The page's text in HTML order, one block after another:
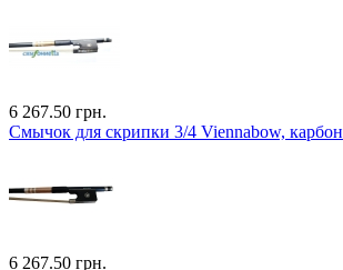
6 267.50 грн.
Смычок для скрипки 3/4 Viennabow, карбон
6 267.50 грн.